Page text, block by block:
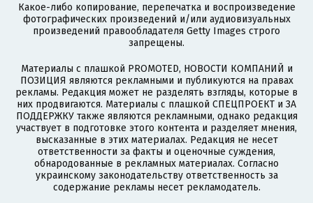
Какое-либо копирование, перепечатка и воспроизведение
фотографических произведений и/или аудиовизуальных
произведений правообладателя Getty Images строго
запрещены.
Материалы с плашкой PROMOTED, НОВОСТИ КОМПАНИЙ и
ПОЗИЦИЯ являются рекламными и публикуются на правах
рекламы. Редакция может не разделять взгляды, которые в
них продвигаются. Материалы с плашкой СПЕЦПРОЕКТ и ЗА
ПОДДЕРЖКУ также являются рекламными, однако редакция
участвует в подготовке этого контента и разделяет мнения,
высказанные в этих материалах. Редакция не несет
ответственности за факты и оценочные суждения,
обнародованные в рекламных материалах. Согласно
украинскому законодательству ответственность за
содержание рекламы несет рекламодатель.